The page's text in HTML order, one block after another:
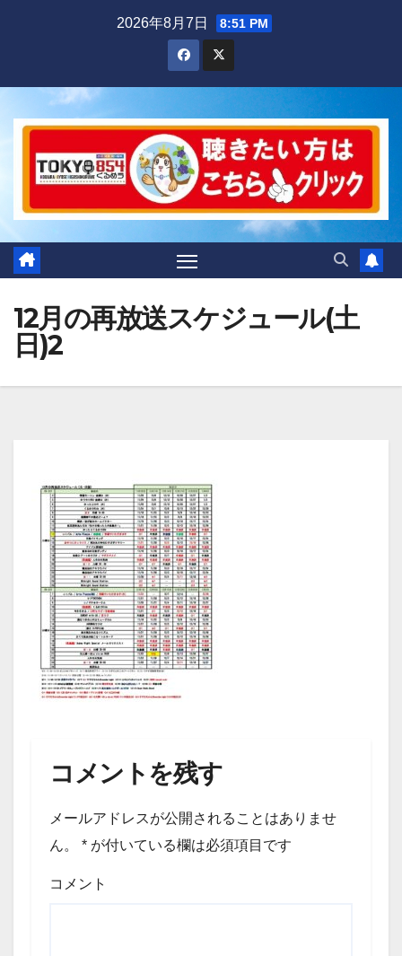
2026年8月7日 8:51 PM
12月の再放送スケジュール(土
日)2
コメントを残す
メールアドレスが公開されることはありませ
ん。
* が付いている欄は必須項目です
コメント